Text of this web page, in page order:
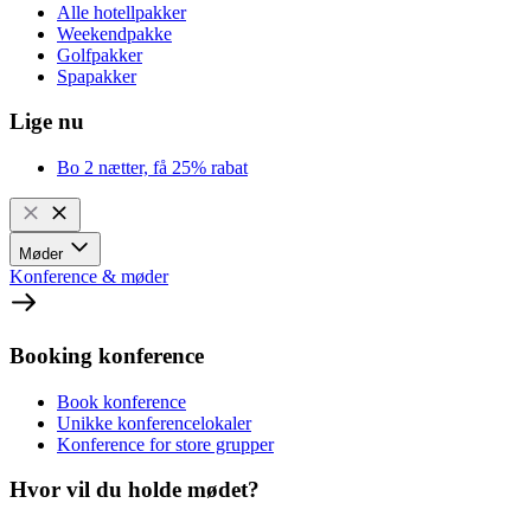
Alle hotellpakker
Weekendpakke
Golfpakker
Spapakker
Lige nu
Bo 2 nætter, få 25% rabat
Møder
Konference & møder
Booking konference
Book konference
Unikke konferencelokaler
Konference for store grupper
Hvor vil du holde mødet?